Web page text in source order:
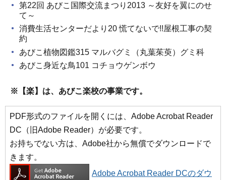
第22回 あびこ国際交流まつり2013 ～友好を翼にのせ
て～
消費生活センターだより20 慌てないで!!屋根工事の契
約
あびこ植物図鑑315 マルバグミ（丸葉茱萸）グミ科
あびこ身近な鳥101 コチョウゲンボウ
※【楽】は、あびこ楽校の事業です。
PDF形式のファイルを開くには、Adobe Acrobat Reader
DC（旧Adobe Reader）が必要です。
お持ちでない方は、Adobe社から無償でダウンロードで
きます。
Adobe Acrobat Reader DCのダウ